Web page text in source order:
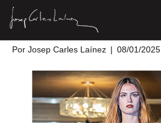
Colección Alma
Por Josep Carles Laínez | 08/01/2025